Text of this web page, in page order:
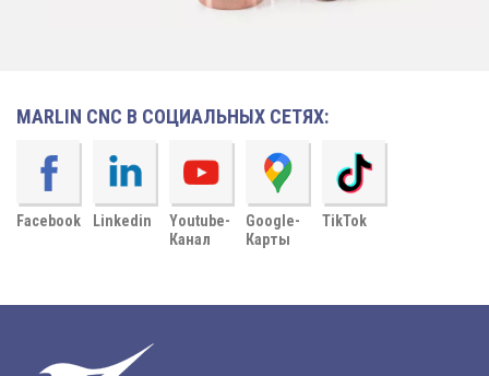
MARLIN CNC В СОЦИАЛЬНЫХ СЕТЯХ:
Facebook Linkedin
Youtube-
Канал
Google-
Карты
TikTok